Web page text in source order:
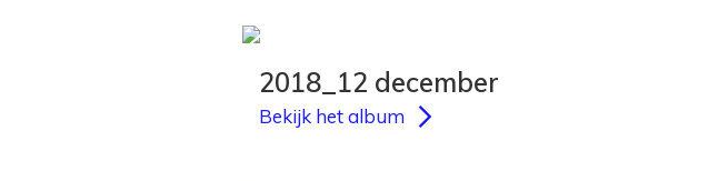
2018_12 december
Bekijk het album